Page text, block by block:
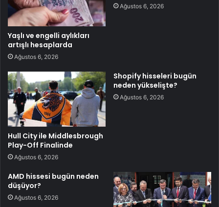
Yaşlı ve engelli aylıkları
artışlı hesaplarda
Ağustos 6, 2026
Ağustos 6, 2026
Hull City ile Middlesbrough
Play-Off Finalinde
Ağustos 6, 2026
Shopify hisseleri bugün
neden yükselişte?
Ağustos 6, 2026
AMD hissesi bugün neden
düşüyor?
Ağustos 6, 2026